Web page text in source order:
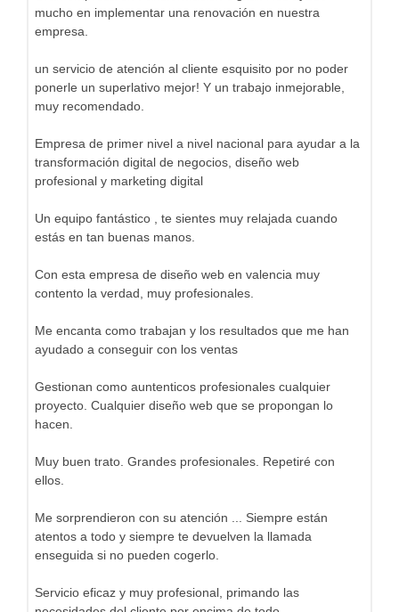
mucho en implementar una renovación en nuestra
empresa.
un servicio de atención al cliente esquisito por no poder
ponerle un superlativo mejor! Y un trabajo inmejorable,
muy recomendado.
Empresa de primer nivel a nivel nacional para ayudar a la
transformación digital de negocios, diseño web
profesional y marketing digital
Un equipo fantástico , te sientes muy relajada cuando
estás en tan buenas manos.
Con esta empresa de diseño web en valencia muy
contento la verdad, muy profesionales.
Me encanta como trabajan y los resultados que me han
ayudado a conseguir con los ventas
Gestionan como auntenticos profesionales cualquier
proyecto. Cualquier diseño web que se propongan lo
hacen.
Muy buen trato. Grandes profesionales. Repetiré con
ellos.
Me sorprendieron con su atención ... Siempre están
atentos a todo y siempre te devuelven la llamada
enseguida si no pueden cogerlo.
Servicio eficaz y muy profesional, primando las